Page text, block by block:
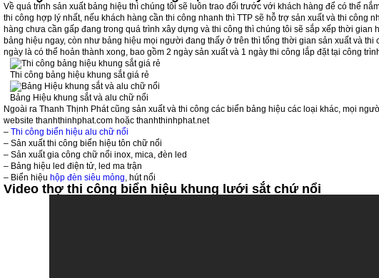
Về quá trình sản xuất bảng hiệu thì chúng tôi sẽ luôn trao đổi trước với khách hàng để có thể
thi công hợp lý nhất, nếu khách hàng cần thi công nhanh thì TTP sẽ hỗ trợ sản xuất và thi công
hàng chưa cần gấp đang trong quá trình xây dựng và thi công thì chúng tôi sẽ sắp xếp thời gian
bảng hiệu ngay, còn như bảng hiệu mọi người đang thấy ở trên thì tổng thời gian sản xuất và thi
ngày là có thể hoản thành xong, bao gồm 2 ngày sản xuất và 1 ngày thi công lắp đặt tại công
Thi công bảng hiệu khung sắt giá rẻ
Bảng Hiệu khung sắt và alu chữ nổi
Ngoài ra Thanh Thịnh Phát cũng sản xuất và thi công các biển bảng hiệu các loại khác, mọi
website thanhthinhphat.com hoặc thanhthinhphat.net
– Thi công biển hiệu alu chữ nổi
– Sản xuất thi công biển hiệu tôn chữ nổi
– Sản xuất gia công chữ nổi inox, mica, đèn led
– Bảng hiệu led điện tử, led ma trận
– Biển hiệu hộp đèn siêu mỏng, hút nổi
Video thợ thi công biển hiệu khung lưới sắt chứ nổi